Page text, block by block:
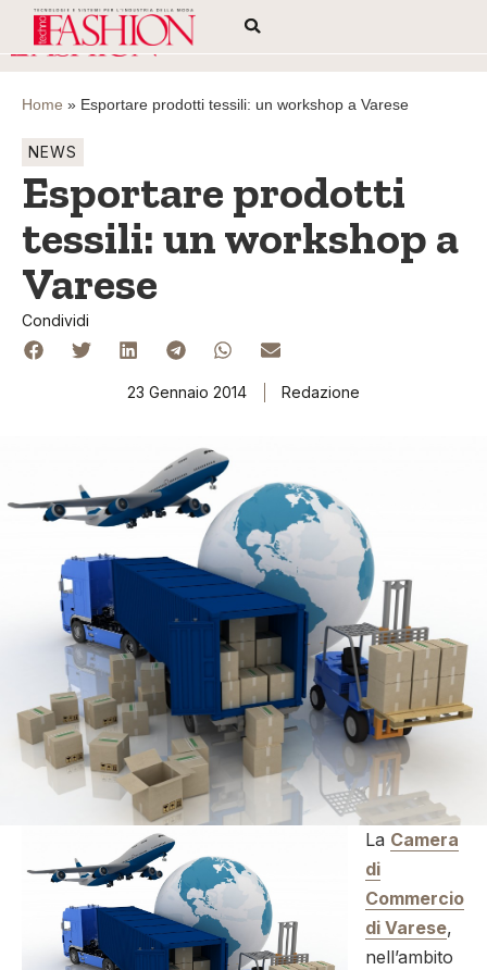
Home » Esportare prodotti tessili: un workshop a Varese
NEWS
Esportare prodotti
tessili: un workshop a
Varese
Condividi
23 Gennaio 2014 Redazione
La Camera
di
Commercio
di Varese,
nell’ambito